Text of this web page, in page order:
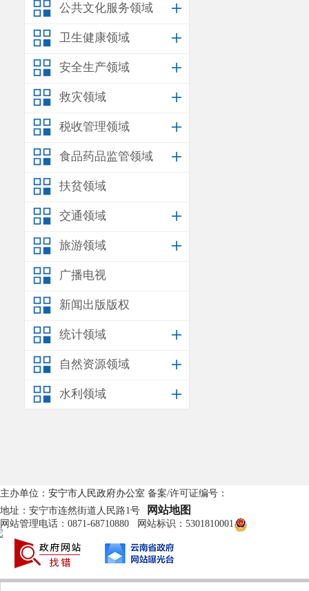
公共文化服务领域
卫生健康领域
安全生产领域
救灾领域
税收管理领域
食品药品监管领域
扶贫领域
交通领域
旅游领域
广播电视
新闻出版版权
统计领域
自然资源领域
水利领域
主办单位： 安宁市人民政府办公室 备案/许可证编号：
地址：安宁市连然街道人民路1号
网站地图
网站管理电话：0871-68710880 网站标识：5301810001